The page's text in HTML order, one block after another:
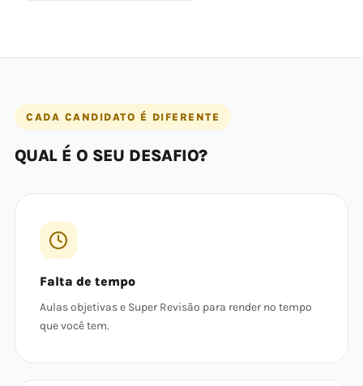
CADA CANDIDATO É DIFERENTE
QUAL É O SEU DESAFIO?
Falta de tempo
Aulas objetivas e Super Revisão para render no tempo
que você tem.